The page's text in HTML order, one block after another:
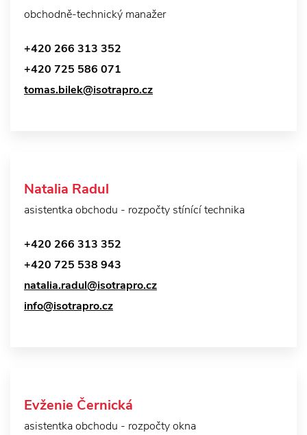
obchodně-technický manažer
+420 266 313 352
+420 725 586 071
tomas.bilek@isotrapro.cz
Natalia Radul
asistentka obchodu - rozpočty stínící technika
+420 266 313 352
+420 725 538 943
natalia.radul@isotrapro.cz
info@isotrapro.cz
Evženie Černická
asistentka obchodu - rozpočty okna